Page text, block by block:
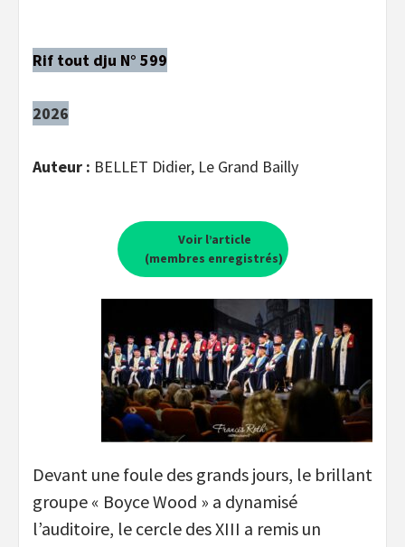
Rif tout dju N° 599
2026
Auteur : BELLET Didier, Le Grand Bailly
Voir l’article
(membres enregistrés)
Devant une foule des grands jours, le brillant
groupe « Boyce Wood » a dynamisé
l’auditoire, le cercle des XIII a remis un